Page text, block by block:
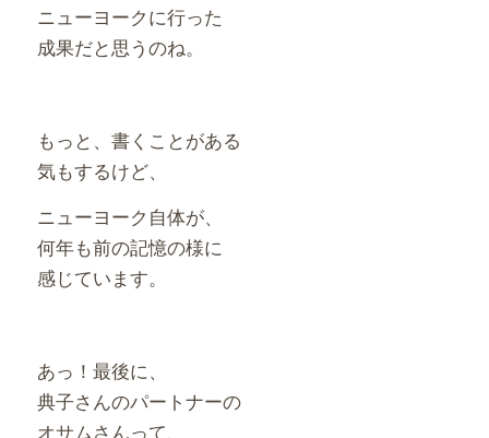
ニューヨークに行った
成果だと思うのね。
もっと、書くことがある
気もするけど、
ニューヨーク自体が、
何年も前の記憶の様に
感じています。
あっ！最後に、
典子さんのパートナーの
オサムさんって、